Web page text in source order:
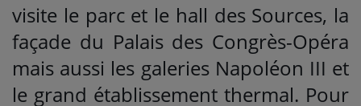
visite le parc et le hall des Sources, la
façade du Palais des Congrès-Opéra
mais aussi les galeries Napoléon III et
le grand établissement thermal. Pour